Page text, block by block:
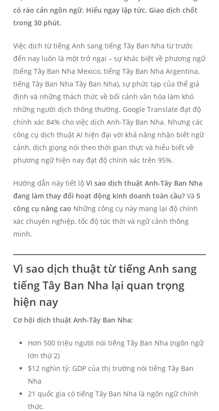
có rào cản ngôn ngữ. Hiểu ngay lập tức. Giao dịch chốt
trong 30 phút.
Việc dịch từ tiếng Anh sang tiếng Tây Ban Nha từ trước
đến nay luôn là một trở ngại – sự khác biệt về phương ngữ
(tiếng Tây Ban Nha Mexico, tiếng Tây Ban Nha Argentina,
tiếng Tây Ban Nha Tây Ban Nha), sự phức tạp của thể giả
định và những thách thức về bối cảnh văn hóa làm khó
những người dịch thông thường. Google Translate đạt độ
chính xác 84% cho việc dịch Anh-Tây Ban Nha. Nhưng các
công cụ dịch thuật AI hiện đại với khả năng nhận biết ngữ
cảnh, dịch giọng nói theo thời gian thực và hiểu biết về
phương ngữ hiện nay đạt độ chính xác trên 95%.
Hướng dẫn này tiết lộ Vì sao dịch thuật Anh-Tây Ban Nha
đang làm thay đổi hoạt động kinh doanh toàn cầu?Và 5
công cụ nâng cao Những công cụ này mang lại độ chính
xác chuyên nghiệp, tốc độ tức thời và ngữ cảnh thông
minh.
Vì sao dịch thuật từ tiếng Anh sang
tiếng Tây Ban Nha lại quan trọng
hiện nay
Cơ hội dịch thuật Anh-Tây Ban Nha:
Hơn 500 triệu người nói tiếng Tây Ban Nha (ngôn ngữ
lớn thứ 2)
$12 nghìn tỷ: GDP của thị trường nói tiếng Tây Ban
Nha
21 quốc gia có tiếng Tây Ban Nha là ngôn ngữ chính
thức.